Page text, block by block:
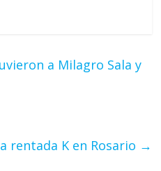
a Milagro Sala y
rentada K en Rosario →